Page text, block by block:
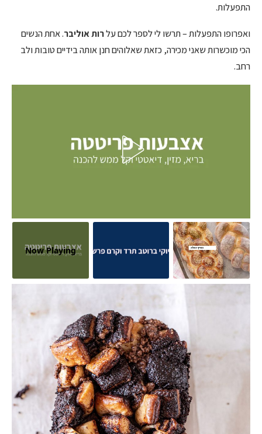
התפעלות.
ואפרופו התפעלות – תרשו לי לספר לכם עלרות אוליבר. אחת הנשים
הכי מוכשרות שאני מכירה, כזאת שאלוהים חנן אותה בידיים טובות ולב
רחב.
Now Playing